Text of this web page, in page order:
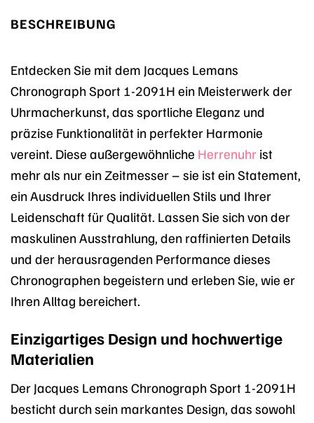
BESCHREIBUNG
Entdecken Sie mit dem Jacques Lemans
Chronograph Sport 1-2091H ein Meisterwerk der
Uhrmacherkunst, das sportliche Eleganz und
präzise Funktionalität in perfekter Harmonie
vereint. Diese außergewöhnliche Herrenuhr ist
mehr als nur ein Zeitmesser – sie ist ein Statement,
ein Ausdruck Ihres individuellen Stils und Ihrer
Leidenschaft für Qualität. Lassen Sie sich von der
maskulinen Ausstrahlung, den raffinierten Details
und der herausragenden Performance dieses
Chronographen begeistern und erleben Sie, wie er
Ihren Alltag bereichert.
Einzigartiges Design und hochwertige
Materialien
Der Jacques Lemans Chronograph Sport 1-2091H
besticht durch sein markantes Design, das sowohl